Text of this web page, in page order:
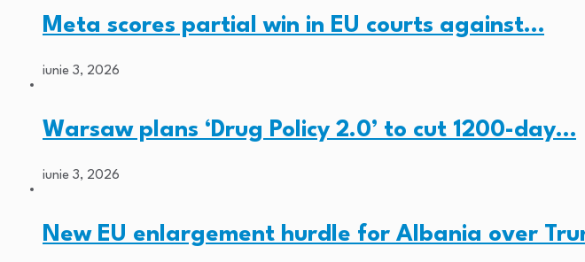
Meta scores partial win in EU courts against…
iunie 3, 2026
Warsaw plans ‘Drug Policy 2.0’ to cut 1200-day…
iunie 3, 2026
New EU enlargement hurdle for Albania over